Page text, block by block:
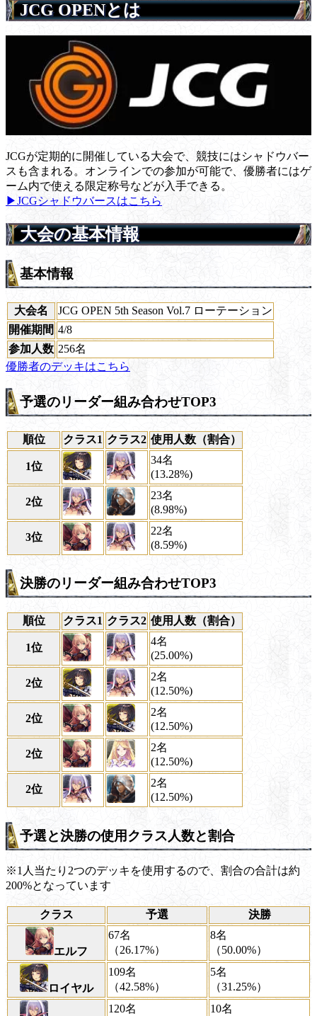
JCG OPENとは
JCGが定期的に開催している大会で、競技にはシャドウバー
スも含まれる。オンラインでの参加が可能で、優勝者にはゲ
ーム内で使える限定称号などが入手できる。
▶JCGシャドウバースはこちら
大会の基本情報
基本情報
大会名
JCG OPEN 5th Season Vol.7 ローテーション
開催期間 4/8
参加人数 256名
優勝者のデッキはこちら
予選のリーダー組み合わせTOP3
順位 クラス1 クラス2 使用人数（割合）
1位
34名
(13.28%)
2位
23名
(8.98%)
3位
22名
(8.59%)
決勝のリーダー組み合わせTOP3
順位 クラス1 クラス2 使用人数（割合）
1位
4名
(25.00%)
2位
2名
(12.50%)
2位
2名
(12.50%)
2位
2名
(12.50%)
2位
2名
(12.50%)
予選と決勝の使用クラス人数と割合
※1人当たり2つのデッキを使用するので、割合の合計は約
200%となっています
クラス 予選 決勝
エルフ
67名
（26.17%）
8名
（50.00%）
ロイヤル
109名
（42.58%）
5名
（31.25%）
120名
10名